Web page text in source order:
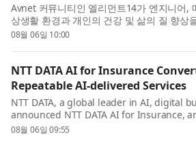
Avnet 커뮤니티인 엘리먼트14가 엔지니어,
상생활 환경과 개인의 건강 및 삶의 질 향상
로운 스마트 홈 및 헬스케어 설계 ...
08월 06일 10:00
NTT DATA AI for Insurance
Repeatable AI-delivered Services
NTT DATA, a global leader in AI, digital
announced NTT DATA AI for Insurance,
complex core insurance workflows into
08월 06일 09:55